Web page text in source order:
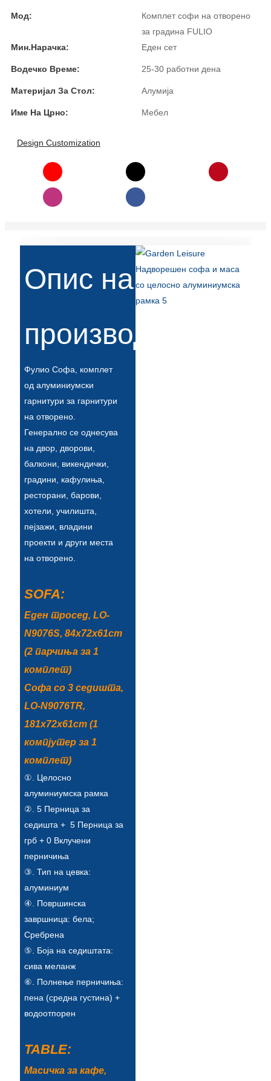
Íslenska
Hrvatski
Українська
తెలుగు
Беларуская
Мод:
Комплет софи на отворено
за градина FULIO
Мин.Нарачка:
Еден сет
Водечко Време: 25-30 работни дена
Материјал За Стол: Алумија
Име На Црно: Мебел
Design Customization
Опис на
производи
Фулио Софа, комплет
од алуминиумски
гарнитури за гарнитури
на отворено.
Генерално се однесува
на двор, дворови,
балкони, викендички,
градини, кафулиња,
ресторани, барови,
хотели, училишта,
пејзажи, владини
проекти и други места
на отворено.
SOFA:
Еден тросед, LO-
N9076S, 84x72x61cm
(2 парчиња за 1
комплет)
Софа со 3 седишта,
LO-N9076TR,
181x72x61cm (1
компјутер за 1
комплет)
①. Целосно
алуминиумска рамка
②. 5 Перница за
седишта + 5 Перница за
грб + 0 Вклучени
перничиња
③. Тип на цевка:
алуминиум
④. Површинска
завршница: бела;
Сребрена
⑤. Боја на седиштата:
сива меланж
⑥. Полнење перничиња:
пена (средна густина) +
водоотпорен
TABLE:
Масичка за кафе,